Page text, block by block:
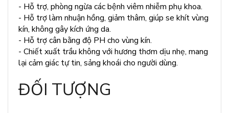
- Hỗ trợ, phòng ngừa các bệnh viêm nhiễm phụ khoa.
- Hỗ trợ làm nhuận hồng, giảm thâm, giúp se khít vùng
kín, không gây kích ứng da.
- Hỗ trợ cân bằng độ PH cho vùng kín.
- Chiết xuất trầu không với hương thơm dịu nhẹ, mang
lại cảm giác tự tin, sảng khoái cho người dùng.
ĐỐI TƯỢNG